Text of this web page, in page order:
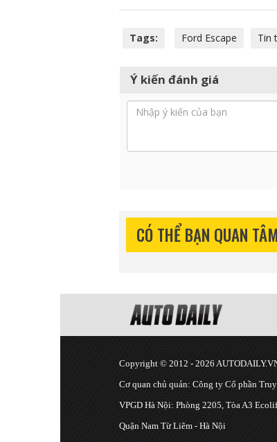
Tags: Ford Escape Tin
Ý kiến đánh giá
CÓ THỂ BẠN QUAN TÂM
Copyright © 2012 - 2026
Cơ quan chủ quản: Công ty Cổ phần
VPGD Hà Nội: Phòng 2205, Tòa A3
Quận Nam Từ Liêm - Hà Nội